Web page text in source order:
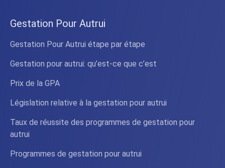
Gestation Pour Autrui
Gestation Pour Autrui étape par étape
Gestation pour autrui: qu’est-ce que c’est
Prix de la GPA
Législation relative à la gestation pour autrui
Taux de réussite des programmes de gestation pour
autrui
Programmes de gestation pour autrui